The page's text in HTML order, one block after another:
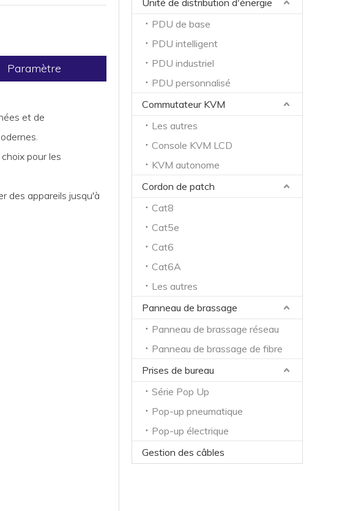
Paramètre
et de
pour les
des appareils jusqu'à
Unité de distribution d'énergie
PDU de base
PDU intelligent
PDU industriel
PDU personnalisé
Commutateur KVM
Les autres
Console KVM LCD
KVM autonome
Cordon de patch
Cat8
Cat5e
Cat6
Cat6A
Les autres
Panneau de brassage
Panneau de brassage réseau
Panneau de brassage de fibre
Prises de bureau
Série Pop Up
Pop-up pneumatique
Pop-up électrique
Gestion des câbles